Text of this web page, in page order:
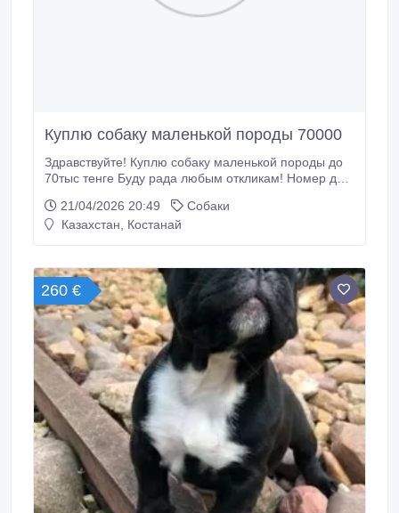
Куплю собаку маленькой породы 70000
Здравствуйте! Куплю собаку маленькой породы до
70тыс тенге Буду рада любым откликам! Номер для
звонить, только писать, обязательно отвечу..
21/04/2026 20:49
Собаки
Казахстан, Костанай
260 €